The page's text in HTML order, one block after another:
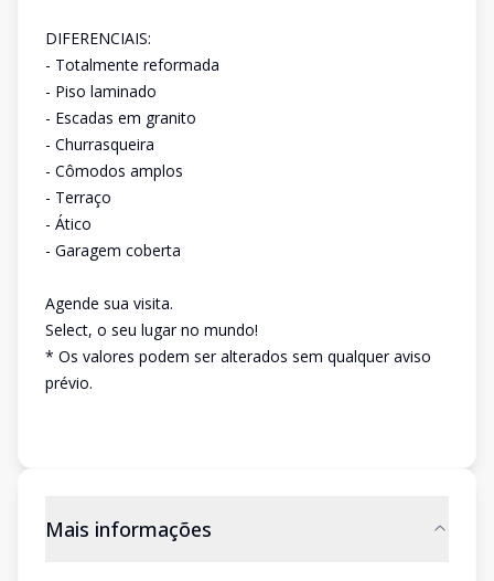
DIFERENCIAIS:
- Totalmente reformada
- Piso laminado
- Escadas em granito
- Churrasqueira
- Cômodos amplos
- Terraço
- Ático
- Garagem coberta
Agende sua visita.
Select, o seu lugar no mundo!
* Os valores podem ser alterados sem qualquer aviso
prévio.
Mais informações